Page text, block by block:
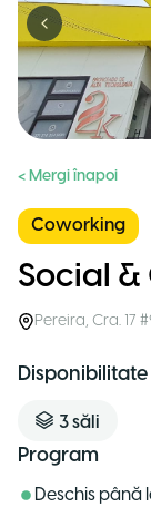
Previous slide
< Mergi înapoi
Coworking
Social &
Pereira, Cra. 17
Disponibilitate
3săli
Program
Deschis până